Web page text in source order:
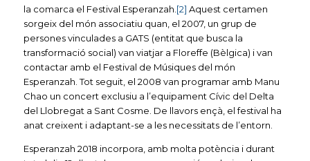
la comarca el Festival Esperanzah. [2] Aquest certamen
sorgeix del món associatiu quan, el 2007, un grup de
persones vinculades a GATS (entitat que busca la
transformació social) van viatjar a Floreffe (Bèlgica) i van
contactar amb el Festival de Músiques del món
Esperanzah. Tot seguit, el 2008 van programar amb Manu
Chao un concert exclusiu a l’equipament Cívic del Delta
del Llobregat a Sant Cosme. De llavors ençà, el festival ha
anat creixent i adaptant-se a les necessitats de l’entorn.
Esperanzah 2018 incorpora, amb molta potència i durant